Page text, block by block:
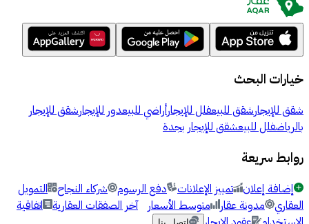
خيارات البحث
شقق للإيجارشقق للبيعفلل للإيجارأراضي للبيعدور للإيجارشقق للإيجار
بالرياضفلل للبيعشقق للإيجار بجدة
روابط سريعة
إضافة إعلان تمييز الإعلانات دفع الرسوم شركاء النجاح
التمويل
العقاري
مدونة عقار متوسط الأسعار آخر الصفقات العقارية
اتفاقية